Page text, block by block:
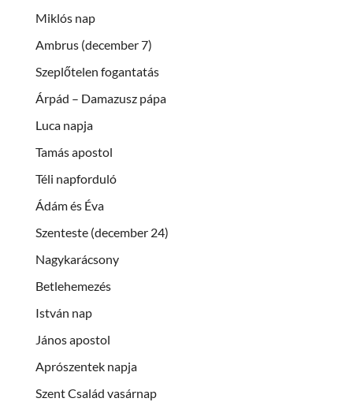
Miklós nap
Ambrus (december 7)
Szeplőtelen fogantatás
Árpád – Damazusz pápa
Luca napja
Tamás apostol
Téli napforduló
Ádám és Éva
Szenteste (december 24)
Nagykarácsony
Betlehemezés
István nap
János apostol
Aprószentek napja
Szent Család vasárnap